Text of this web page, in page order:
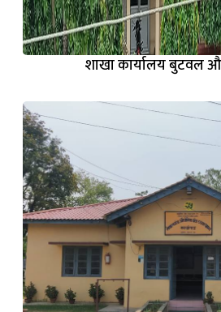
शाखा कार्यालय बुटवल